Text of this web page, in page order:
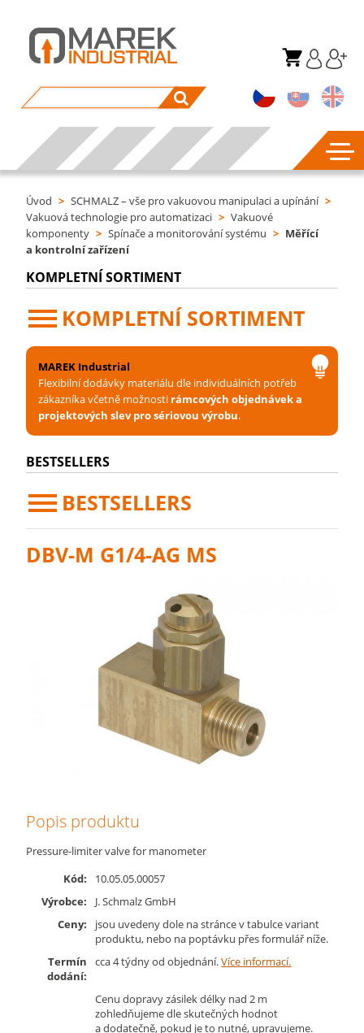
Úvod > SCHMALZ – vše pro vakuovou manipulaci a upínání >
Vakuová technologie pro automatizaci > Vakuové
komponenty > Spínače a monitorování systému > Měřící
a kontrolní zařízení
KOMPLETNÍ SORTIMENT
KOMPLETNÍ SORTIMENT
MAREK Industrial
Flexibilní dodávky materiálu dle individuálních potřeb
zákazníka včetně možnosti rámcových objednávek a
projektových slev pro sériovou výrobu.
BESTSELLERS
BESTSELLERS
DBV-M G1/4-AG MS
Popis produktu
Pressure-limiter valve for manometer
Kód:
10.05.05.00057
Výrobce:
J. Schmalz GmbH
Ceny:
jsou uvedeny dole na stránce v tabulce variant
produktu, nebo na poptávku přes formulář níže.
Termín
dodání:
cca 4 týdny od objednání.Více informací.
Cenu dopravy zásilek délky nad 2 m
zohledňujeme dle skutečných hodnot
a dodatečně, pokud je to nutné, upravujeme.